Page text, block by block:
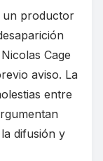
un productor
Cage
aviso. La
entre
difusión y